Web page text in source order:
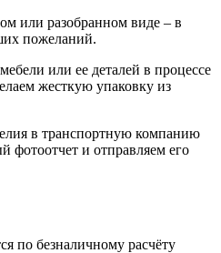
или разобранном виде – в
пожеланий.
или ее деталей в процессе
жесткую упаковку из
в транспортную компанию
фотоотчет и отправляем его
по безналичному расчёту